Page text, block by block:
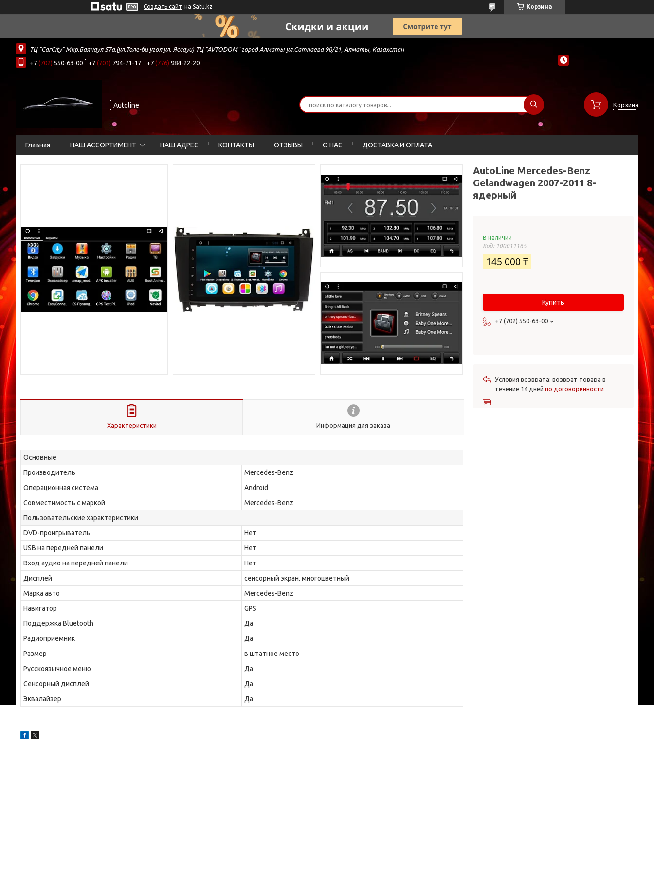
Создать сайт на Satu.kz Корзина
ТЦ "CarCity" Мкр.Баянаул 57а.(ул.Толе-би угол ул. Яссауи) ТЦ "AVTODOM" город Алматы ул.Сатпаева 90/21, Алматы, Казахстан
+7 (702) 550-63-00 +7 (701) 794-71-17 +7 (776) 984-22-20
Autoline Корзина
Главная НАШ АССОРТИМЕНТ НАШ АДРЕС КОНТАКТЫ ОТЗЫВЫ О НАС ДОСТАВКА И ОПЛАТА
Характеристики Информация для заказа
Основные
Производитель
Mercedes-Benz
Операционная система
Android
Совместимость с маркой
Mercedes-Benz
Пользовательские характеристики
DVD-проигрыватель
Нет
USB на передней панели
Нет
Вход аудио на передней панели
Нет
Дисплей
сенсорный экран, многоцветный
Марка авто
Mercedes-Benz
Навигатор
GPS
Поддержка Bluetooth
Да
Радиоприемник
Да
Размер
в штатное место
Русскоязычное меню
Да
Сенсорный дисплей
Да
Эквалайзер
Да
AutoLine Mercedes-Benz
Gelandwagen 2007-2011 8-
ядерный
В наличии
Код: 100011165
145 000 ₸
Купить
+7 (702) 550-63-00
возврат товара в
течение 14 дней по договоренности